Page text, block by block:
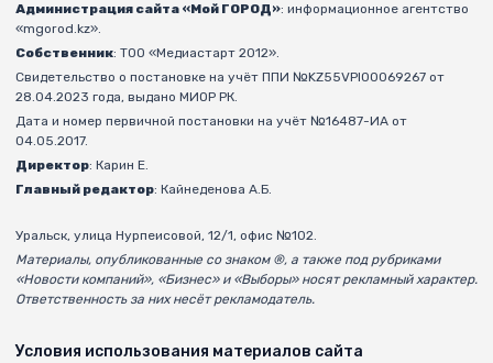
Администрация сайта «Мой ГОРОД»: информационное агентство
«mgorod.kz».
Собственник: ТОО «Медиастарт 2012».
Свидетельство о постановке на учёт ППИ №KZ55VPI00069267 от
28.04.2023 года, выдано МИОР РК.
Дата и номер первичной постановки на учёт №16487-ИА от
04.05.2017.
Директор: Карин Е.
Главный редактор: Кайнеденова А.Б.
Уральск, улица Нурпеисовой, 12/1, офис №102.
Материалы, опубликованные со знаком ®, а также под рубриками
«Новости компаний», «Бизнес» и «Выборы» носят рекламный характер.
Ответственность за них несёт рекламодатель.
Условия использования материалов сайта